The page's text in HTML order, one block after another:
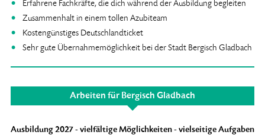
Erfahrene Fachkräfte, die dich während der Ausbildung begleiten
Zusammenhalt in einem tollen Azubiteam
Kostengünstiges Deutschlandticket
Sehr gute Übernahmemöglichkeit bei der Stadt Bergisch Gladbach
Arbeiten für Bergisch Gladbach
Ausbildung 2027 - vielfältige Möglichkeiten - vielseitige Aufgaben